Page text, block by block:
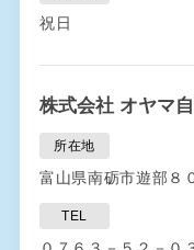
祝日
株式会社 オヤマ
所在地
富山県南砺市遊部８
TEL